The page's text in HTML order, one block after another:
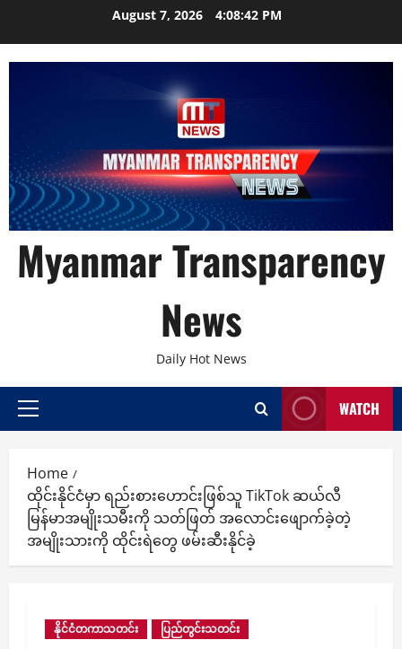
August 7, 2026 4:08:43 PM
Myanmar Transparency
News
Daily Hot News
Primary
WATCH
Home
ထိုင်းနိုင်ငံမှာ ရည်းစားဟောင်းဖြစ်သူ TikTok ဆယ်လီ
မြန်မာအမျိုးသမီးကို သတ်ဖြတ် အလောင်းဖျောက်ခဲ့တဲ့
အမျိုးသားကို ထိုင်းရဲတွေ ဖမ်းဆီးနိုင်ခဲ့
နိုင်ငံတကာသတင်း ပြည်တွင်းသတင်း